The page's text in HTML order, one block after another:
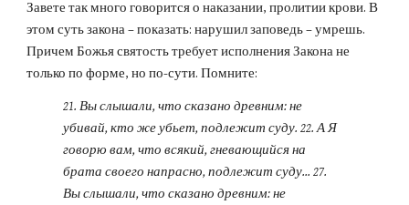
Завете так много говорится о наказании, пролитии крови. В
этом суть закона – показать: нарушил заповедь – умрешь.
Причем Божья святость требует исполнения Закона не
только по форме, но по-сути. Помните:
21. Вы слышали, что сказано древним: не
убивай, кто же убьет, подлежит суду. 22. А Я
говорю вам, что всякий, гневающийся на
брата своего напрасно, подлежит суду... 27.
Вы слышали, что сказано древним: не